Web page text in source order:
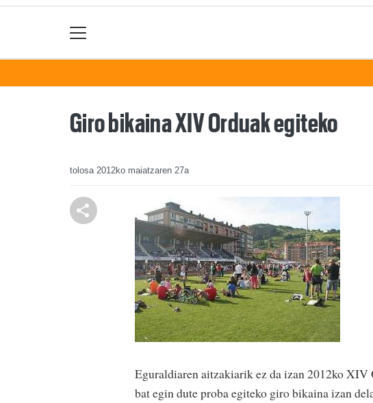
Giro bikaina XIV Orduak egiteko
tolosa 2012ko maiatzaren 27a
Eguraldiaren aitzakiarik ez da izan 2012ko XIV
bat egin dute proba egiteko giro bikaina izan